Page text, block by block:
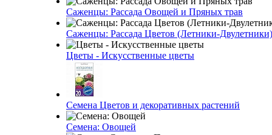
Саженцы: Рассада Овощей и Пряных трав
Саженцы: Рассада Цветов (Летники-Двулетники)
Цветы - Искусственные цветы
Семена Цветов и декоративных растений
Семена: Овощей